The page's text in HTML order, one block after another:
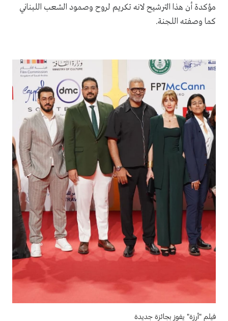
مؤكدة أن هذا الترشيح لانه تكريم لروح وصمود الشعب اللبناني
كما وصفته اللجنة.
فيلم "أرزة" يفوز بجائزة جديدة